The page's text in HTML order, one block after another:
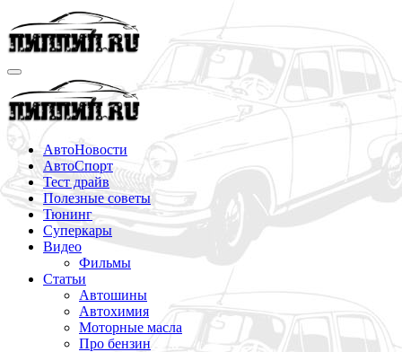
Перейти
к
содержимому
АвтоНовости
АвтоСпорт
Тест драйв
Полезные советы
Тюнинг
Суперкары
Видео
Фильмы
Статьи
Автошины
Автохимия
Моторные масла
Про бензин